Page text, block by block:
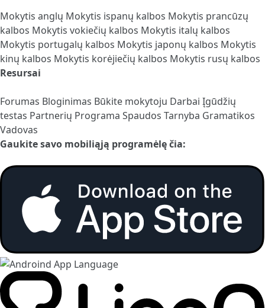
Mokytis anglų Mokytis ispanų kalbos Mokytis prancūzų
kalbos Mokytis vokiečių kalbos Mokytis italų kalbos
Mokytis portugalų kalbos Mokytis japonų kalbos Mokytis
kinų kalbos Mokytis korėjiečių kalbos Mokytis rusų kalbos
Resursai
Forumas Bloginimas Būkite mokytoju Darbai Įgūdžių
testas Partnerių Programa Spaudos Tarnyba Gramatikos
Vadovas
Gaukite savo mobiliąją programėlę čia: